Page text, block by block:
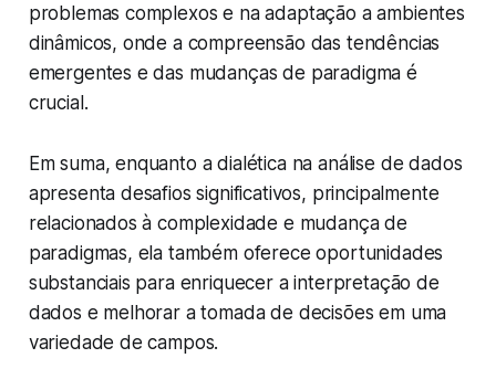
problemas complexos e na adaptação a ambientes
dinâmicos, onde a compreensão das tendências
emergentes e das mudanças de paradigma é
crucial.
Em suma, enquanto a dialética na análise de dados
apresenta desafios significativos, principalmente
relacionados à complexidade e mudança de
paradigmas, ela também oferece oportunidades
substanciais para enriquecer a interpretação de
dados e melhorar a tomada de decisões em uma
variedade de campos.